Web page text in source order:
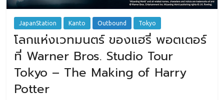
JapanStation Kanto Outbound Tokyo
โลกแห่งเวทมนตร์ ของแฮรี่ พอตเตอร์
ที่ Warner Bros. Studio Tour
Tokyo – The Making of Harry
Potter